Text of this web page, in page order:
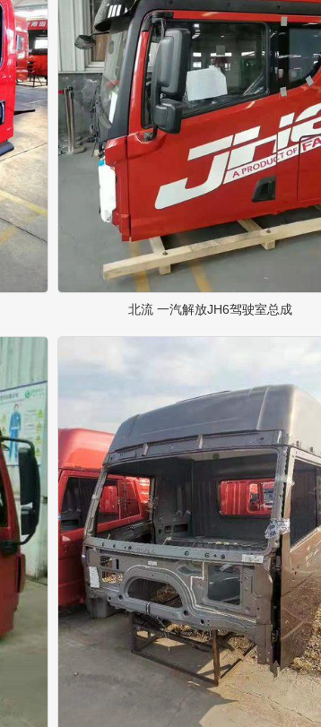
北流 一汽解放JH6驾驶室总成